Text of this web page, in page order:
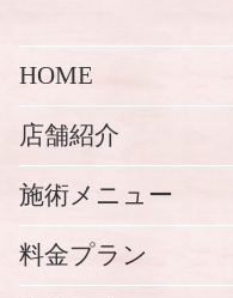
HOME
店舗紹介
施術メニュー
料金プラン